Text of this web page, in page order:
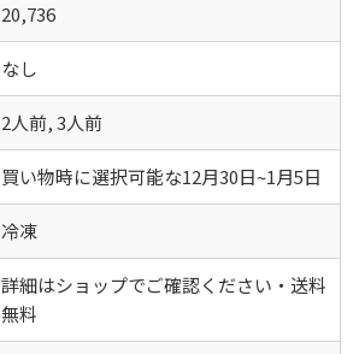
20,736
なし
2人前, 3人前
買い物時に選択可能な12月30日~1月5日
冷凍
詳細はショップでご確認ください・送料
無料